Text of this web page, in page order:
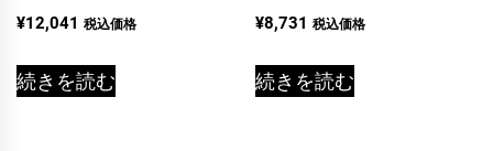
¥12,041 税込価格
続きを読む
¥8,731 税込価格
続きを読む